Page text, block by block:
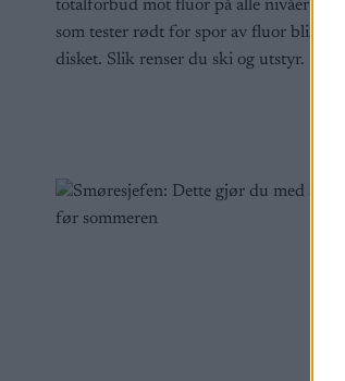
totalforbud mot fluor på alle nivåer og de
som tester rødt for spor av fluor blir
disket. Slik renser du ski og utstyr.